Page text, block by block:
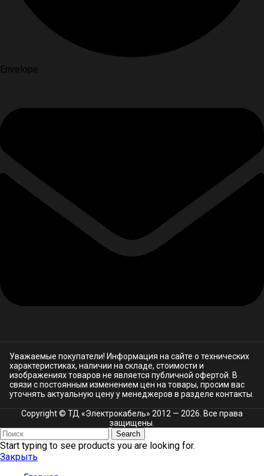
Envelope
Уважаемые покупатели! Информация на сайте о технических
характеристиках, наличии на складе, стоимости и
изображениях товаров не является публичной офертой. В
связи с постоянным изменением цен на товары, просим вас
уточнять актуальную цену у менеджеров в разделе контакты.
Copyright © ТД «Электрокабель»​ 2012 — 2026. Все права
защищены.
Search
Start typing to see products you are looking for.
Закрыть